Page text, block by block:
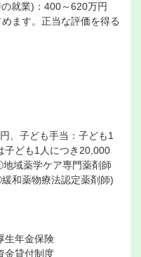
就業)：400～620万円
ます。正当な評価を得る
、子ども手当：子ども1
子ども1人につき20,000
域薬学ケア専門薬剤師
和薬物療法認定薬剤師)
生年金保険
金貸付制度